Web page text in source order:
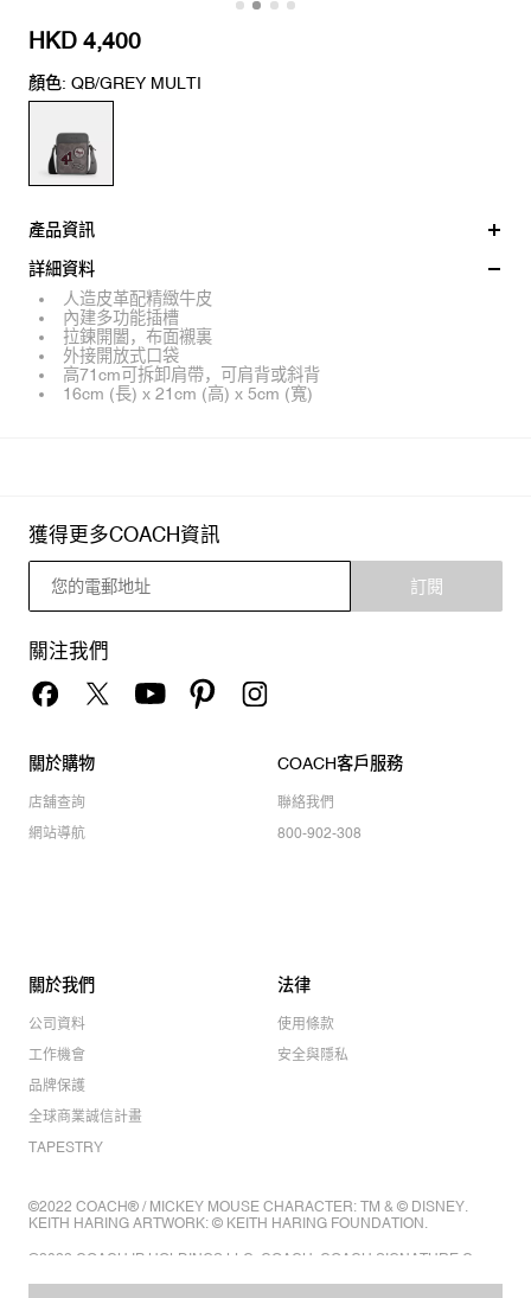
HKD 4,400
顏色: QB/GREY MULTI
產品資訊
詳細資料
人造皮革配精緻牛皮
內建多功能插槽
拉鍊開闔，布面襯裏
外接開放式口袋
高71cm可拆卸肩帶，可肩背或斜背
16cm (長) x 21cm (高) x 5cm (寬)
獲得更多COACH資訊
訂閱
關注我們
關於購物
店舖查詢
網站導航
COACH客戶服務
聯絡我們
800-902-308
關於我們
公司資料
工作機會
品牌保護
全球商業誠信計畫
TAPESTRY
法律
使用條款
安全與隱私
©2022 COACH® / MICKEY MOUSE CHARACTER: TM & © DISNEY.
KEITH HARING ARTWORK: © KEITH HARING FOUNDATION.
©2022 COACH IP HOLDINGS LLC. COACH, COACH SIGNATURE C